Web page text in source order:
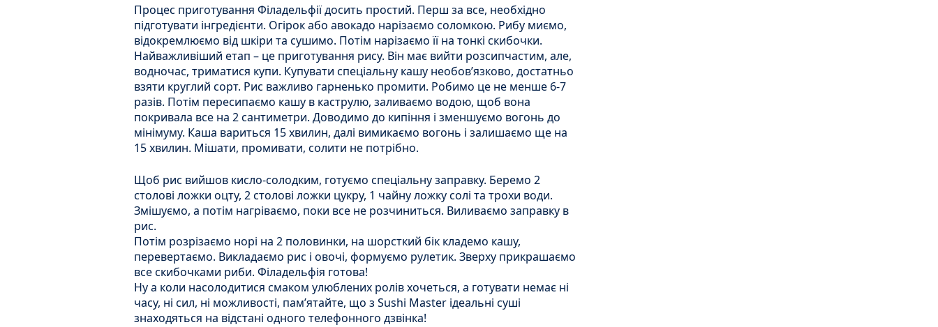
Процес приготування Філадельфії досить простий. Перш за все, необхідно
підготувати інгредієнти. Огірок або авокадо нарізаємо соломкою. Рибу миємо,
відокремлюємо від шкіри та сушимо. Потім нарізаємо її на тонкі скибочки.
Найважливіший етап – це приготування рису. Він має вийти розсипчастим, але,
водночас, триматися купи. Купувати спеціальну кашу необов’язково, достатньо
взяти круглий сорт. Рис важливо гарненько промити. Робимо це не менше 6-7
разів. Потім пересипаємо кашу в каструлю, заливаємо водою, щоб вона
покривала все на 2 сантиметри. Доводимо до кипіння і зменшуємо вогонь до
мінімуму. Каша вариться 15 хвилин, далі вимикаємо вогонь і залишаємо ще на
15 хвилин. Мішати, промивати, солити не потрібно.
Щоб рис вийшов кисло-солодким, готуємо спеціальну заправку. Беремо 2
столові ложки оцту, 2 столові ложки цукру, 1 чайну ложку солі та трохи води.
Змішуємо, а потім нагріваємо, поки все не розчиниться. Виливаємо заправку в
рис.
Потім розрізаємо норі на 2 половинки, на шорсткий бік кладемо кашу,
перевертаємо. Викладаємо рис і овочі, формуємо рулетик. Зверху прикрашаємо
все скибочками риби. Філадельфія готова!
Ну а коли насолодитися смаком улюблених ролів хочеться, а готувати немає ні
часу, ні сил, ні можливості, пам’ятайте, що з Sushi Master ідеальні суші
знаходяться на відстані одного телефонного дзвінка!